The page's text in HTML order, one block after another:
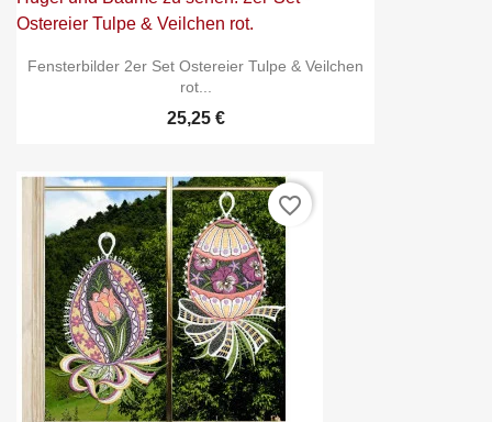
Fensterbilder 2er Set Ostereier Tulpe & Veilchen
rot...
25,25 €
favorite_border